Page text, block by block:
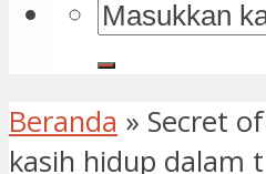
Beranda » Secret
kasih hidup dalam